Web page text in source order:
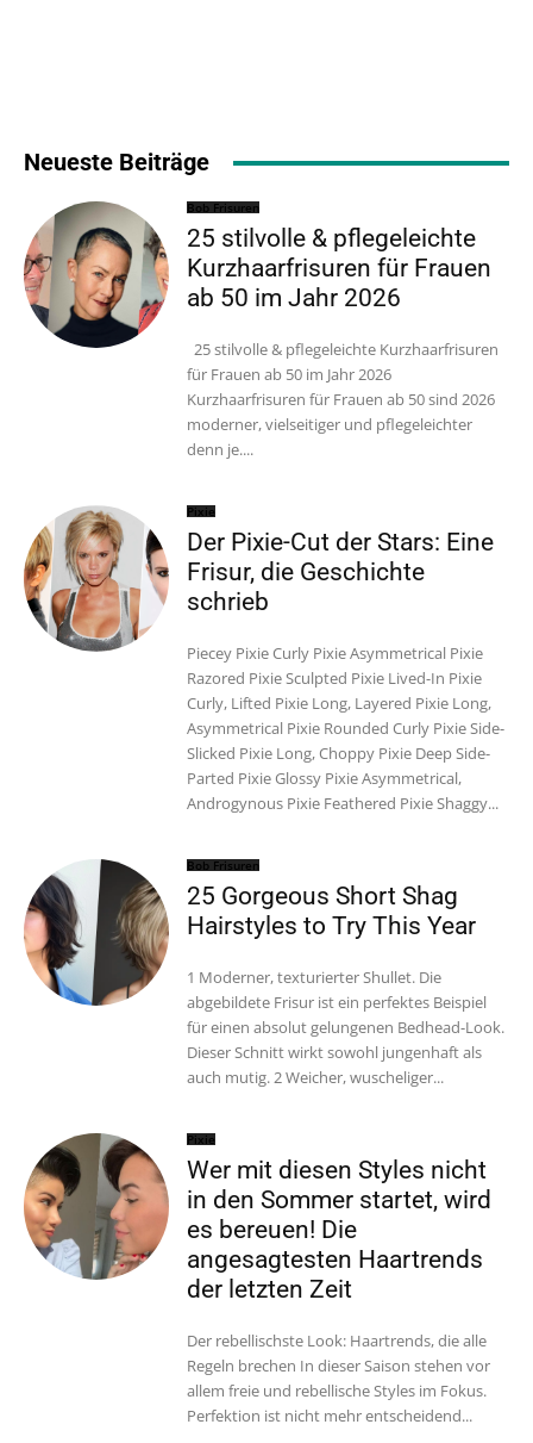
Neueste Beiträge
Bob Frisuren
25 stilvolle & pflegeleichte
Kurzhaarfrisuren für Frauen
ab 50 im Jahr 2026
25 stilvolle & pflegeleichte Kurzhaarfrisuren
für Frauen ab 50 im Jahr 2026
Kurzhaarfrisuren für Frauen ab 50 sind 2026
moderner, vielseitiger und pflegeleichter
denn je....
Pixie
Der Pixie-Cut der Stars: Eine
Frisur, die Geschichte
schrieb
Piecey Pixie Curly Pixie Asymmetrical Pixie
Razored Pixie Sculpted Pixie Lived-In Pixie
Curly, Lifted Pixie Long, Layered Pixie Long,
Asymmetrical Pixie Rounded Curly Pixie Side-
Slicked Pixie Long, Choppy Pixie Deep Side-
Parted Pixie Glossy Pixie Asymmetrical,
Androgynous Pixie Feathered Pixie Shaggy...
Bob Frisuren
25 Gorgeous Short Shag
Hairstyles to Try This Year
1 Moderner, texturierter Shullet. Die
abgebildete Frisur ist ein perfektes Beispiel
für einen absolut gelungenen Bedhead-Look.
Dieser Schnitt wirkt sowohl jungenhaft als
auch mutig. 2 Weicher, wuscheliger...
Pixie
Wer mit diesen Styles nicht
in den Sommer startet, wird
es bereuen! Die
angesagtesten Haartrends
der letzten Zeit
Der rebellischste Look: Haartrends, die alle
Regeln brechen In dieser Saison stehen vor
allem freie und rebellische Styles im Fokus.
Perfektion ist nicht mehr entscheidend...